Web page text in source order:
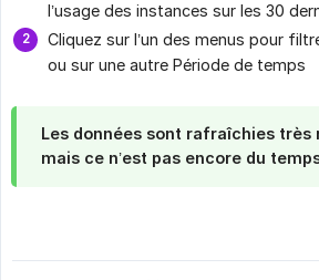
l’usage des instances sur les 30
Cliquez sur l’un des menus pour
ou sur une autre Période de temps
Les données sont rafraîchies très
mais ce n’est pas encore du